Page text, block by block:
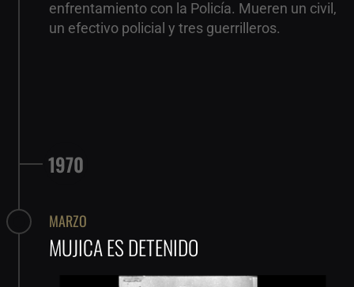
enfrentamiento con la Policía. Mueren un civil,
un efectivo policial y tres guerrilleros.
1970
MARZO
MUJICA ES DETENIDO